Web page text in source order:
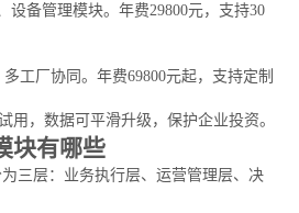
设备管理模块。年费29800元，支持30
工厂协同。年费69800元起，支持定制
用，数据可平滑升级，保护企业投资。
块有哪些
三层：业务执行层、运营管理层、决